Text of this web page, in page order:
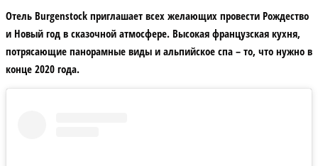
Отель Burgenstock приглашает всех желающих провести Рождество
и Новый год в сказочной атмосфере. Высокая французская кухня,
потрясающие панорамные виды и альпийское спа – то, что нужно в
конце 2020 года.